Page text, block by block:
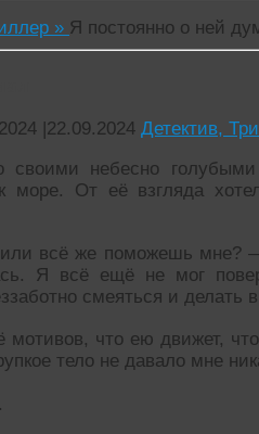
» Я постоянно о ней
|22.09.2024 Детектив,
своими небесно
море. От её взгляда
всё же поможешь мне?
Я всё ещё не мог
смеяться и делать
мотивов, что ею движет,
тело не давало мне